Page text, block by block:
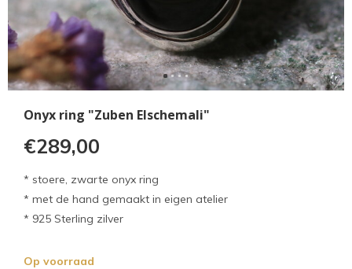
Onyx ring "Zuben Elschemali"
€289,00
* stoere, zwarte onyx ring
* met de hand gemaakt in eigen atelier
* 925 Sterling zilver
Op voorraad